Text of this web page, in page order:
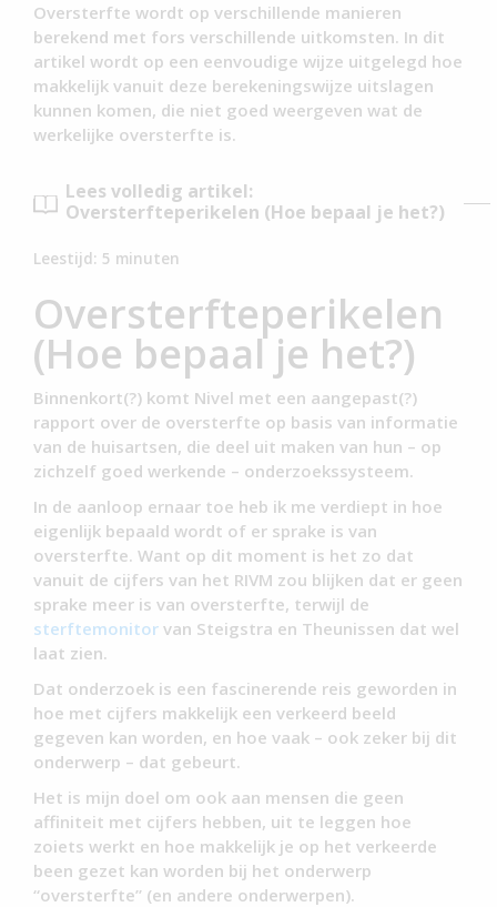
Oversterfte wordt op verschillende manieren
berekend met fors verschillende uitkomsten. In dit
artikel wordt op een eenvoudige wijze uitgelegd hoe
makkelijk vanuit deze berekeningswijze uitslagen
kunnen komen, die niet goed weergeven wat de
werkelijke oversterfte is.
Lees volledig artikel:
Oversterfteperikelen (Hoe bepaal je het?)
Leestijd: 5 minuten
Oversterfteperikelen
(Hoe bepaal je het?)
Binnenkort(?) komt Nivel met een aangepast(?)
rapport over de oversterfte op basis van informatie
van de huisartsen, die deel uit maken van hun – op
zichzelf goed werkende – onderzoekssysteem.
In de aanloop ernaar toe heb ik me verdiept in hoe
eigenlijk bepaald wordt of er sprake is van
oversterfte. Want op dit moment is het zo dat
vanuit de cijfers van het RIVM zou blijken dat er geen
sprake meer is van oversterfte, terwijl de
sterftemonitor van Steigstra en Theunissen dat wel
laat zien.
Dat onderzoek is een fascinerende reis geworden in
hoe met cijfers makkelijk een verkeerd beeld
gegeven kan worden, en hoe vaak – ook zeker bij dit
onderwerp – dat gebeurt.
Het is mijn doel om ook aan mensen die geen
affiniteit met cijfers hebben, uit te leggen hoe
zoiets werkt en hoe makkelijk je op het verkeerde
been gezet kan worden bij het onderwerp
“oversterfte” (en andere onderwerpen).